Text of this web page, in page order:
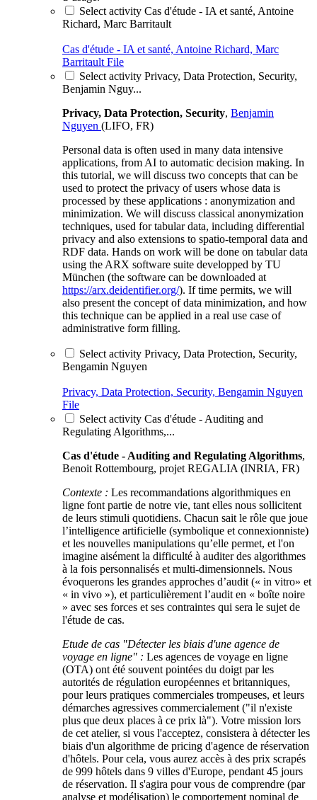
Select activity Cas d'étude - IA et santé, Antoine
Richard, Marc Barritault
Cas d'étude - IA et santé, Antoine Richard, Marc
Barritault File
Select activity Privacy, Data Protection, Security,
Benjamin Nguy...
Privacy, Data Protection, Security, Benjamin
Nguyen (LIFO, FR)
Personal data is often used in many data intensive
applications, from AI to automatic decision making. In
this tutorial, we will discuss two concepts that can be
used to protect the privacy of users whose data is
processed by these applications : anonymization and
minimization. We will discuss classical anonymization
techniques, used for tabular data, including differential
privacy and also extensions to spatio-temporal data and
RDF data. Hands on work will be done on tabular data
using the ARX software suite developped by TU
München (the software can be downloaded at
https://arx.deidentifier.org/). If time permits, we will
also present the concept of data minimization, and how
this technique can be applied in a real use case of
administrative form filling.
Select activity Privacy, Data Protection, Security,
Bengamin Nguyen
Privacy, Data Protection, Security, Bengamin Nguyen
File
Select activity Cas d'étude - Auditing and
Regulating Algorithms,...
Cas d'étude - Auditing and Regulating Algorithms,
Benoit Rottembourg, projet REGALIA (INRIA, FR)
Contexte : Les recommandations algorithmiques en
ligne font partie de notre vie, tant elles nous sollicitent
de leurs stimuli quotidiens. Chacun sait le rôle que joue
l’intelligence artificielle (symbolique et connexionniste)
et les nouvelles manipulations qu’elle permet, et l'on
imagine aisément la difficulté à auditer des algorithmes
à la fois personnalisés et multi-dimensionnels. Nous
évoquerons les grandes approches d’audit (« in vitro» et
« in vivo »), et particulièrement l’audit en « boîte noire
» avec ses forces et ses contraintes qui sera le sujet de
l'étude de cas.
Etude de cas "Détecter les biais d'une agence de
voyage en ligne" : Les agences de voyage en ligne
(OTA) ont été souvent pointées du doigt par les
autorités de régulation européennes et britanniques,
pour leurs pratiques commerciales trompeuses, et leurs
démarches agressives commercialement ("il n'existe
plus que deux places à ce prix là"). Votre mission lors
de cet atelier, si vous l'acceptez, consistera à détecter les
biais d'un algorithme de pricing d'agence de réservation
d'hôtels. Pour cela, vous aurez accès à des prix scrapés
de 999 hôtels dans 9 villes d'Europe, pendant 45 jours
de réservation. Il s'agira pour vous de comprendre (par
analyse et modélisation) le comportement nominal de